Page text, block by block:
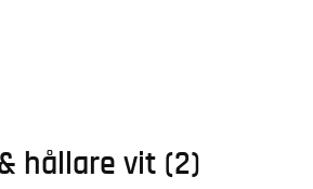
hållare vit (2)